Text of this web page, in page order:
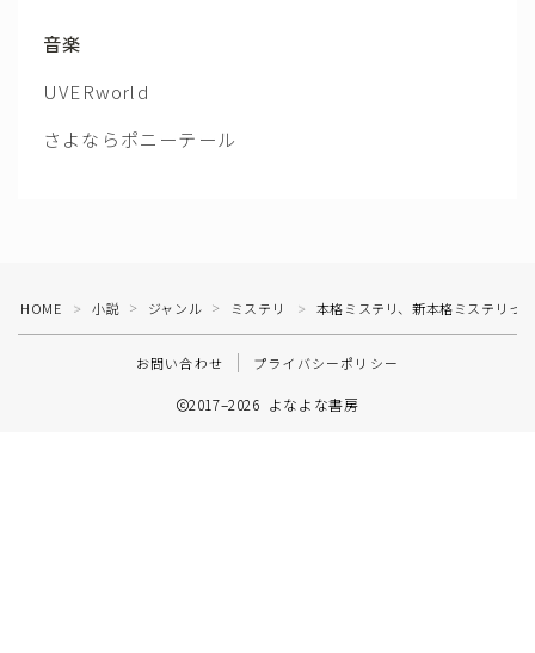
音楽
UVERworld
さよならポニーテール
HOME ＞ 小説 ＞ ジャンル ＞ ミステリ ＞ 本格ミステリ、新本格ミステリっ
お問い合わせ プライバシーポリシー
2017–2026 よなよな書房